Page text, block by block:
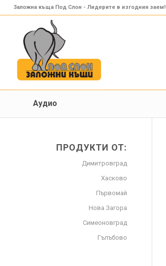
Заложна къща Под Слон - Лидерите в изгодния заем!
Аудио
ПРОДУКТИ ОТ:
Димитровград
Хасково
Първомай
Нова Загора
Симеоновград
Гълъбово